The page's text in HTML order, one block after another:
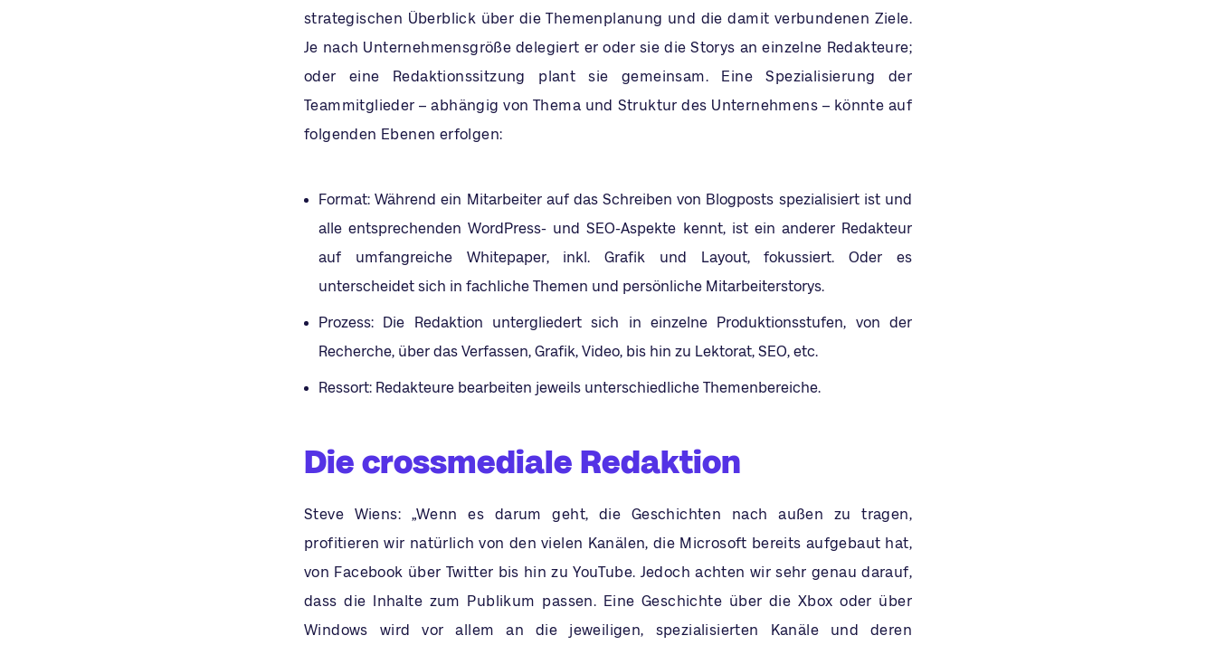
strategischen Überblick über die Themenplanung und die damit verbundenen Ziele.
Je nach Unternehmensgröße delegiert er oder sie die Storys an einzelne Redakteure;
oder eine Redaktionssitzung plant sie gemeinsam. Eine Spezialisierung der
Teammitglieder – abhängig von Thema und Struktur des Unternehmens – könnte auf
folgenden Ebenen erfolgen:
Format: Während ein Mitarbeiter auf das Schreiben von Blogposts spezialisiert ist und
alle entsprechenden WordPress- und SEO-Aspekte kennt, ist ein anderer Redakteur
auf umfangreiche Whitepaper, inkl. Grafik und Layout, fokussiert. Oder es
unterscheidet sich in fachliche Themen und persönliche Mitarbeiterstorys.
Prozess: Die Redaktion untergliedert sich in einzelne Produktionsstufen, von der
Recherche, über das Verfassen, Grafik, Video, bis hin zu Lektorat, SEO, etc.
Ressort: Redakteure bearbeiten jeweils unterschiedliche Themenbereiche.
Die crossmediale Redaktion
Steve Wiens: „Wenn es darum geht, die Geschichten nach außen zu tragen,
profitieren wir natürlich von den vielen Kanälen, die Microsoft bereits aufgebaut hat,
von Facebook über Twitter bis hin zu YouTube. Jedoch achten wir sehr genau darauf,
dass die Inhalte zum Publikum passen. Eine Geschichte über die Xbox oder über
Windows wird vor allem an die jeweiligen, spezialisierten Kanäle und deren